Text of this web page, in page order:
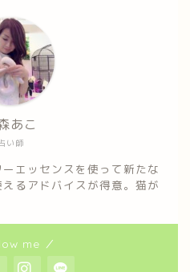
い師
あこ
エッセンスを使って新たな
るアドバイスが得意。猫が
me ／